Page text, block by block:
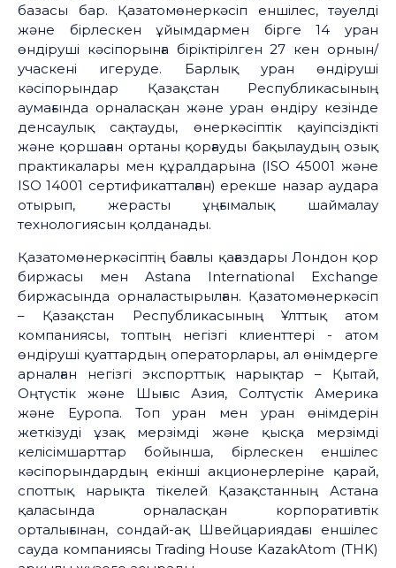
базасы бар. Қазатомөнеркәсіп еншілес, тәуелді
және бірлескен ұйымдармен бірге 14 уран
өндіруші кәсіпорынға біріктірілген 27 кен орнын/
учаскені игеруде. Барлық уран өндіруші
кәсіпорындар Қазақстан Республикасының
аумағында орналасқан және уран өндіру кезінде
денсаулық сақтауды, өнеркәсіптік қауіпсіздікті
және қоршаған ортаны қорғауды бақылаудың озық
практикалары мен құралдарына (ISO 45001 және
ISO 14001 сертификатталған) ерекше назар аудара
отырып, жерасты ұңғымалық шаймалау
технологиясын қолданады.
Қазатомөнеркәсіптің бағалы қағаздары Лондон қор
биржасы мен Astana International Exchange
биржасында орналастырылған. Қазатомөнеркәсіп
– Қазақстан Республикасының Ұлттық атом
компаниясы, топтың негізгі клиенттері - атом
өндіруші қуаттардың операторлары, ал өнімдерге
арналған негізгі экспорттық нарықтар – Қытай,
Оңтүстік және Шығыс Азия, Солтүстік Америка
және Еуропа. Топ уран мен уран өнімдерін
жеткізуді ұзақ мерзімді және қысқа мерзімді
келісімшарттар бойынша, бірлескен еншілес
кәсіпорындардың екінші акционерлеріне қарай,
споттық нарықта тікелей Қазақстанның Астана
қаласында орналасқан корпоративтік
орталығынан, сондай-ақ Швейцариядағы еншілес
сауда компаниясы Тrading House KazakAtom (THK)